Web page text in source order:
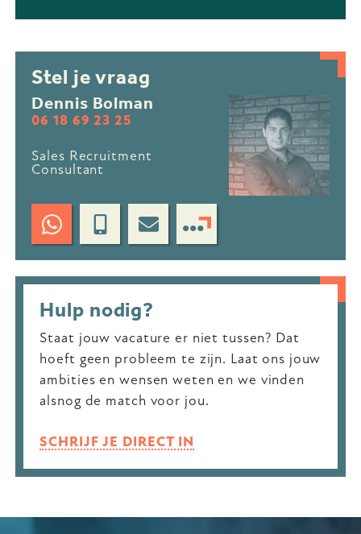
Stel je vraag
Dennis Bolman
06 18 69 23 25
Sales Recruitment
Consultant
Hulp nodig?
Staat jouw vacature er niet tussen? Dat
hoeft geen probleem te zijn. Laat ons jouw
ambities en wensen weten en we vinden
alsnog de match voor jou.
SCHRIJF JE DIRECT IN